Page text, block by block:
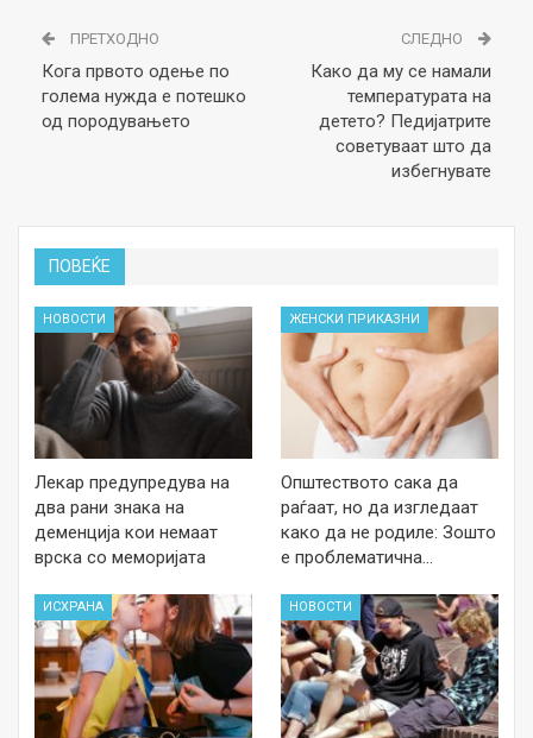
ПРЕТХОДНО
Кога првото одење по
голема нужда е потешко
од породувањето
СЛЕДНО
Како да му се намали
температурата на
детето? Педијатрите
советуваат што да
избегнувате
ПОВЕЌЕ
НОВОСТИ
Лекар предупредува на
два рани знака на
деменција кои немаат
врска со меморијата
ЖЕНСКИ ПРИКАЗНИ
Општеството сака да
раѓаат, но да изгледаат
како да не родиле: Зошто
е проблематична…
ИСХРАНА НОВОСТИ